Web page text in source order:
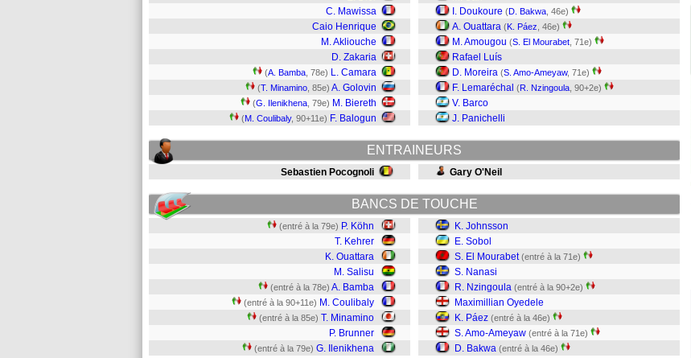
C. Mawissa
Caio Henrique
M. Akliouche
D. Zakaria
(A. Bamba , 78e) L. Camara
(T. Minamino , 85e) A. Golovin
(G. Ilenikhena , 79e) M. Biereth
(M. Coulibaly, 90+11e) F. Balogun
I. Doukoure (D. Bakwa , 46e)
A. Ouattara (K. Páez , 46e)
M. Amougou (S. El Mourabet , 71e)
Rafael Luís
D. Moreira (S. Amo-Ameyaw, 71e)
F. Lemaréchal (R. Nzingoula , 90+2e)
V. Barco
J. Panichelli
ENTRAINEURS
Sebastien Pocognoli Gary O'Neil
BANCS DE TOUCHE
(entré à la 79e) P. Köhn
T. Kehrer
K. Ouattara
M. Salisu
(entré à la 78e) A. Bamba
(entré à la 90+11e) M. Coulibaly
(entré à la 85e) T. Minamino
P. Brunner
(entré à la 79e) G. Ilenikhena
K. Johnsson
E. Sobol
S. El Mourabet (entré à la 71e)
S. Nanasi
R. Nzingoula (entré à la 90+2e)
Maximillian Oyedele
K. Páez (entré à la 46e)
S. Amo-Ameyaw (entré à la 71e)
D. Bakwa (entré à la 46e)